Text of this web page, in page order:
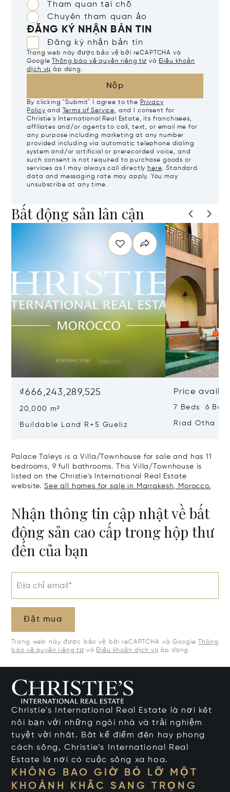
Tham quan tại chỗ
Chuyến tham quan ảo
ĐĂNG KÝ NHẬN BẢN TIN
Đăng ký nhận bản tin
Trang web này được bảo vệ bởi reCAPTCHA và
Google
Thông báo về quyền riêng tư vàĐiều khoản
dịch vụ áp dụng.
Nộp
By clicking "Submit" I agree to the Privacy
Policy and Terms of Service, and I consent for
Christie's International Real Estate, its franchisees,
affiliates and/or agents to call, text, or email me for
any purpose including marketing at any number
provided including via automatic telephone dialing
system and/or artificial or prerecorded voice, and
such consent is not required to purchase goods or
services as I may always call directly here. Standard
data and messaging rate may apply. You may
unsubscribe at any time.
Bất động sản lân cận
₫666,243,289,525
20,000 m²
Buildable Land R+5 Gueliz
Price
7 Beds 6
Riad Otha
Palace Taleys is a Villa/Townhouse for sale and has 11
bedrooms, 9 full bathrooms. This Villa/Townhouse is
listed on the Christie's International Real Estate
website. See all homes for sale in Marrakesh, Morocco.
Nhận thông tin cập nhật về bất
động sản cao cấp trong hộp thư
đến của bạn
Địa chỉ email*
Đặt mua
Trang web này được bảo vệ bởi reCAPTCHA và Google
Thông
báo về quyền riêng tư vàĐiều khoản dịch vụ áp dụng.
Christie's International Real Estate là nơi kết
nối bạn với những ngôi nhà và trải nghiệm
tuyệt vời nhất. Bất kể điểm đến hay phong
cách sống, Christie’s International Real
Estate là nơi có cuộc sống xa hoa.
KHÔNG BAO GIỜ BỎ LỠ MỘT
KHOẢNH KHẮC SANG TRỌNG